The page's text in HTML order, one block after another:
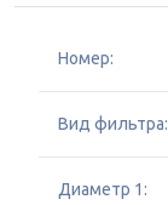
Номер:
Вид фильтра:
Диаметр 1: